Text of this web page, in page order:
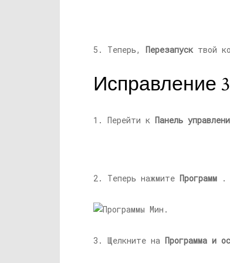
5. Теперь, Перезапусктвой
Исправление
1. Перейти к Панель
2. Теперь нажмите Программ .
3. Щелкните на Программа и